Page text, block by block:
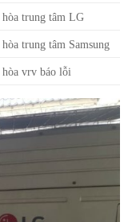
hòa trung tâm LG
trung tâm Samsung
hòa vrv báo lỗi